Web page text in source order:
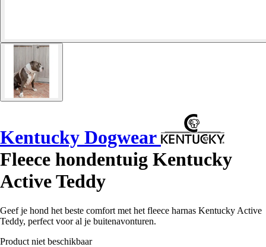
Kentucky Dogwear
Fleece hondentuig Kentucky
Active Teddy
Geef je hond het beste comfort met het fleece harnas Kentucky Active
Teddy, perfect voor al je buitenavonturen.
Product niet beschikbaar